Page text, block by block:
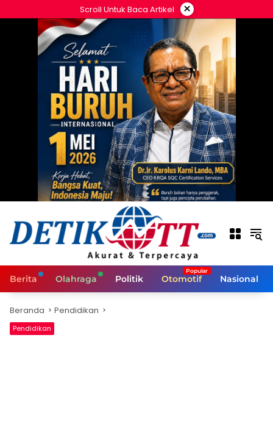
ke
Scroll Untuk Baca Artikel ×
Berita Olahraga Politik Otomotif Nasional
Beranda Pendidikan
Pendidikan